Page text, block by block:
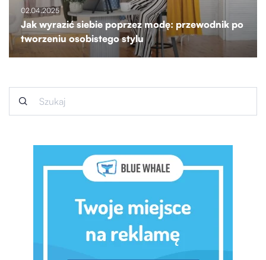
02.04.2025
Jak wyrazić siebie poprzez modę: przewodnik po
tworzeniu osobistego stylu